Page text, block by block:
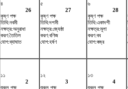
৪
26
কৃষ্ণ পক্ষ
তিথি:নবমী
নক্ষত্র:অনুরাধা
করণ:তৈতিল
যোগ:ব্যাঘাত
৫
27
কৃষ্ণ পক্ষ
তিথি:দশমী
নক্ষত্র:জ্যেষ্ঠা
করণ:বণিজ
যোগ:হর্ষণ
৬
28
কৃষ্ণ পক্ষ
তিথি:একাদশী
নক্ষত্র:মূলা
করণ:বব
যোগ:বজ্র
১১
2
শুক্ল পক্ষ
১২
3
শুক্ল পক্ষ
১৩
4
শুক্ল পক্ষ